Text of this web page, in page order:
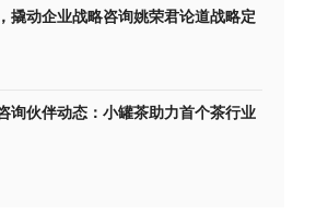
撬动企业战略咨询姚荣君论道战略定
询伙伴动态：小罐茶助力首个茶行业